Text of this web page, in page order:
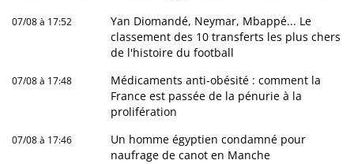
07/08 à 17:52
Yan Diomandé, Neymar, Mbappé... Le
classement des 10 transferts les plus chers
de l'histoire du football
07/08 à 17:48
Médicaments anti-obésité : comment la
France est passée de la pénurie à la
prolifération
07/08 à 17:46
Un homme égyptien condamné pour
naufrage de canot en Manche